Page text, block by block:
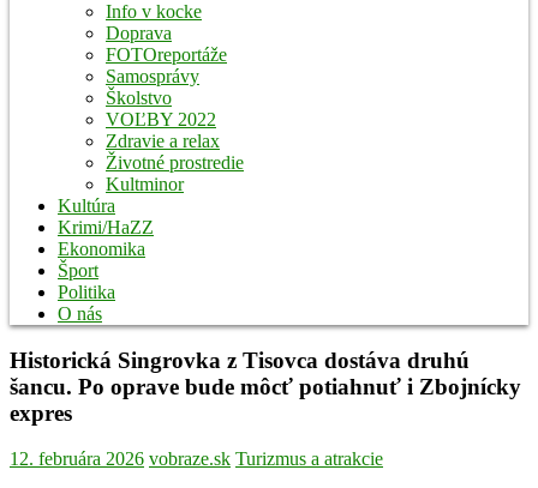
Info v kocke
Doprava
FOTOreportáže
Samosprávy
Školstvo
VOĽBY 2022
Zdravie a relax
Životné prostredie
Kultminor
Kultúra
Krimi/HaZZ
Ekonomika
Šport
Politika
O nás
Historická Singrovka z Tisovca dostáva druhú
šancu. Po oprave bude môcť potiahnuť i Zbojnícky
expres
12. februára 2026 vobraze.sk Turizmus a atrakcie